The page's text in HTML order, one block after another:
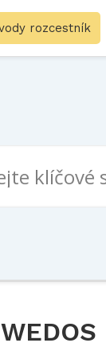
rozcestník